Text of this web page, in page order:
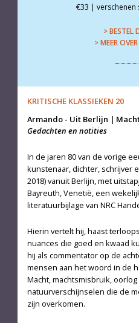
€33 | verschenen
> BESTEL
> MEER
KRITISCHE KLASSIEKEN 20
Armando- Uit Berlijn |
Gedachten en notities
In de jaren 80 van de vorige
kunstenaar, dichter, schrijver
2018) vanuit Berlijn, met
Bayreuth, Venetië, een
literatuurbijlage van NRC
Hierin vertelt hij, haast
nuances die goed en kwaad
hij als commentator op de
mensen aan het woord in de
Macht, machtsmisbruik,
natuurverschijnselen die de
zijn overkomen.